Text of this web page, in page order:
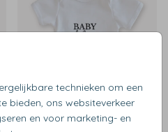
technieken om een
bieden, ons websiteverkeer
en voor marketing- en